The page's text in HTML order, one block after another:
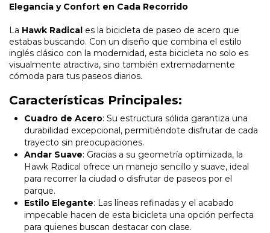
Elegancia y Confort en Cada Recorrido
La Hawk Radical es la bicicleta de paseo de acero que
estabas buscando. Con un diseño que combina el estilo
inglés clásico con la modernidad, esta bicicleta no solo es
visualmente atractiva, sino también extremadamente
cómoda para tus paseos diarios.
Características Principales:
Cuadro de Acero: Su estructura sólida garantiza una
durabilidad excepcional, permitiéndote disfrutar de cada
trayecto sin preocupaciones.
Andar Suave: Gracias a su geometría optimizada, la
Hawk Radical ofrece un manejo sencillo y suave, ideal
para recorrer la ciudad o disfrutar de paseos por el
parque.
Estilo Elegante: Las líneas refinadas y el acabado
impecable hacen de esta bicicleta una opción perfecta
para quienes buscan destacar con clase.